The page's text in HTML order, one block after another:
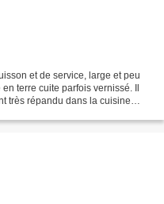
et de service, large et peu
terre cuite parfois vernissé. Il
très répandu dans la cuisine